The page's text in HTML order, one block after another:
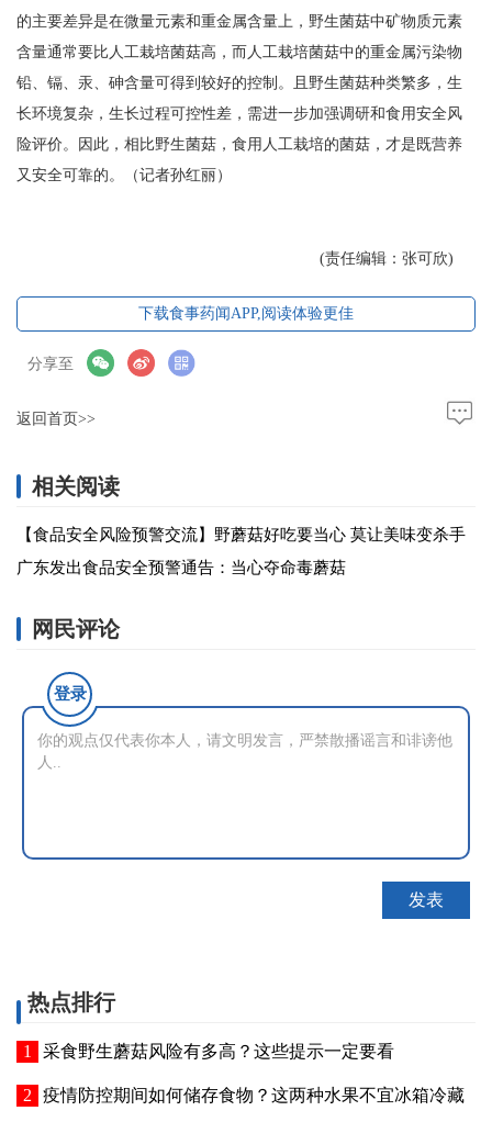
的主要差异是在微量元素和重金属含量上，野生菌菇中矿物质元素
含量通常要比人工栽培菌菇高，而人工栽培菌菇中的重金属污染物
铅、镉、汞、砷含量可得到较好的控制。且野生菌菇种类繁多，生
长环境复杂，生长过程可控性差，需进一步加强调研和食用安全风
险评价。因此，相比野生菌菇，食用人工栽培的菌菇，才是既营养
又安全可靠的。（记者孙红丽）
(责任编辑：张可欣)
下载食事药闻APP,阅读体验更佳
分享至
返回首页>>
相关阅读
【食品安全风险预警交流】野蘑菇好吃要当心 莫让美味变杀手
广东发出食品安全预警通告：当心夺命毒蘑菇
网民评论
登录
热点排行
采食野生蘑菇风险有多高？这些提示一定要看
疫情防控期间如何储存食物？这两种水果不宜冰箱冷藏